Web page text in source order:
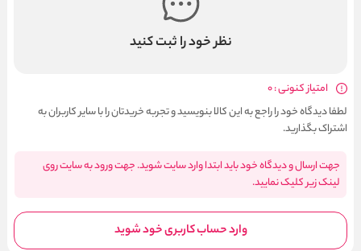
نظر خود را ثبت کنید
امتیاز کنونی : 0
لطفا دیدگاه خود را راجع به این کالا بنویسید و تجربه خریدتان را با سایر کاربران به
اشتراک بگذارید.
جهت ارسال و دیدگاه خود باید ابتدا وارد سایت شوید. جهت ورود به سایت روی
لینک زیر کلیک نمایید.
وارد حساب کاربری خود شوید